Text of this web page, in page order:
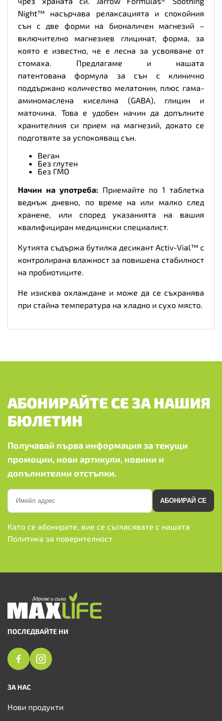
Night™ насърчава релаксацията и спокойния
сън с две форми на бионаличен магнезий –
включително магнезиев глицинат, форма, за
която е известно, че е лесна за усвояване от
стомаха. Предлагаме и нашата
патентована формула за сън с клинично
поддържано количество мелатонин, плюс гама-
аминомаслена киселина (GABA), глицин и
маточина. Това е удобен начин да допълните
хранителния си прием на магнезий, докато се
подготвяте за успокояващ сън.
Веган
Без глутен
Без ГМО
Начин на употреба:Приемайте по 1 таблетка
веднъж дневно, по време на или малко след
хранене, или според указанията на вашия
квалифициран медицински специалист.
Кутията съдържа бутилка десикант Activ-Vial™ с
контролирана влажност за повишена стабилност
на пробиотиците.
Не изисква охлаждане и може да се съхранява
при стайна температура на хладно и сухо място.
АБОНИРАЙТЕ СЕ ЗА НАШИЯ
БЮЛЕТИН
Получавай първа информация за текущи
промоции, нови артикули, новини и
допълнителни отстъпки.
АБОНИРАЙ СЕ
Като се абонирате, вие се съгласявате с нашата
Политика за поверителност
ПОСЛЕДВАЙТЕ НИ
ЗА НАС
Нови продукти